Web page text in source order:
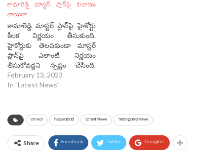
చేస్తాం అని చేతల్లో చూపారా
మహిళా ఛైర్ పర్సన్. అంతర్జాతీయ
మహిళా దినోత్సవం నాడే ఆమె
సర్కారు ఇచ్చిన ఉత్తర్వులను
ఆధారం చేసుకుని కోరం లేకున్నా
తీర్మానం చేసేశారు. దీంతో…
కామారెడ్డి మాస్టర్ ప్లాన్‌పై విచారణ
వాయిదా
కామారెడ్డి మాస్టర్‌ ప్లాన్‌‌పై హైకోర్టు
కీలక నిర్ణయం తీసుకుంది.
హైకోర్టుకు తెలపకుండా మాస్టర్
ప్లాన్‌పై ఎలాంటి నిర్ణయం
తీసుకోవద్దని స్పష్టం చేసింది.
కామారెడ్డి మాస్టర్‌ ప్లాన్‌పై ఇవాళ
హైకోర్టులో విచారణ జరిగింది.
పెట్టామని ప్రభుత్వం తరపున
న్యాయవాది వాదనలు
వినిపించారు. కామారెడ్డి మాస్టర్
ప్లాన్ వివాదంపై తెలంగాణ
హైకోర్టులో ఇవాళ విచారణ
February 13, 2023
In "Latest News"
cm kcr huzurabad Latest News telangana news
Share Facebook Twitter Google+